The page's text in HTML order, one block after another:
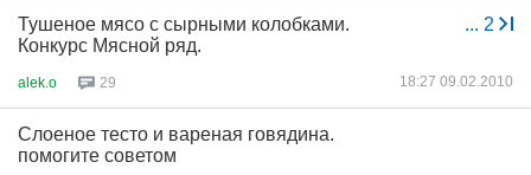
... 2
Тушеное мясо с сырными колобками.
Конкурс Мясной ряд.
alek.o 29 18:27 09.02.2010
Слоеное тесто и вареная говядина.
помогите советом